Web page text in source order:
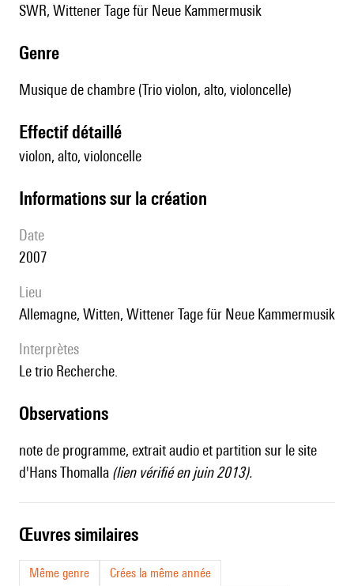
SWR, Wittener Tage für Neue Kammermusik
genre
Musique de chambre (Trio violon, alto, violoncelle)
effectif détaillé
violon, alto, violoncelle
informations sur la création
date
2007
lieu
Allemagne, Witten, Wittener Tage für Neue Kammermusik
interprètes
le trio Recherche.
observations
note de programme, extrait audio et partition sur le site
d'Hans Thomalla (lien vérifié en juin 2013).
œuvres similaires
Même genre
Crées la même année